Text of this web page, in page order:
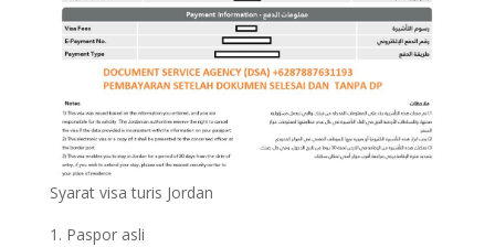
Syarat visa turis Jordan
Paspor asli